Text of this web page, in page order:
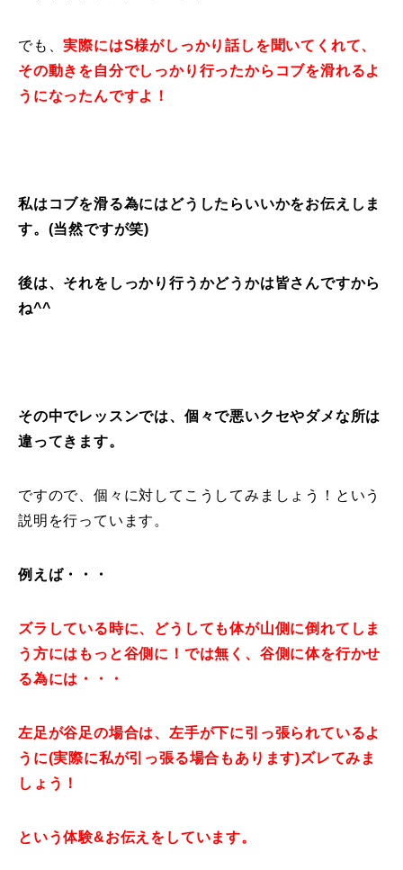
お問合せ 特定商取引法に基づく表記
でも、実際にはS様がしっかり話しを聞いてくれて、
その動きを自分でしっかり行ったからコブを滑れるよ
うになったんですよ！
私はコブを滑る為にはどうしたらいいかをお伝えしま
す。(当然ですが笑)
後は、それをしっかり行うかどうかは皆さんですから
ね^^
その中でレッスンでは、個々で悪いクセやダメな所は
違ってきます。
ですので、個々に対してこうしてみましょう！という
説明を行っています。
例えば・・・
ズラしている時に、どうしても体が山側に倒れてしま
う方にはもっと谷側に！では無く、谷側に体を行かせ
る為には・・・
左足が谷足の場合は、左手が下に引っ張られているよ
うに(実際に私が引っ張る場合もあります)ズレてみま
しょう！
という体験&お伝えをしています。